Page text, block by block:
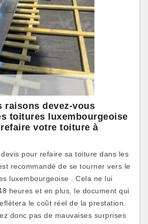
raisons devez-vous
toitures luxembourgeoise
votre toiture à
pour refaire sa toiture dans les
recommandé de se tourner vers le
luxembourgeoise . Cela ne lui
heures et en plus, le document qui
le coût réel de la prestation.
donc pas de mauvaises surprises